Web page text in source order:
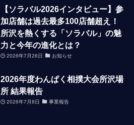
【ソラバル2026インタビュー】参
加店舗は過去最多100店舗超え！
所沢を熱くする「ソラバル」の魅
力と今年の進化とは？
2026年7月26日 お知らせ
2026年度わんぱく相撲大会所沢場
所 結果報告
2026年7月8日 事業報告